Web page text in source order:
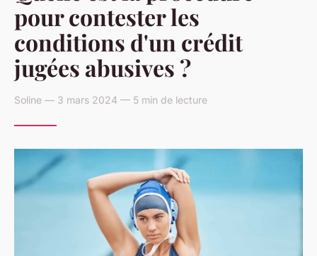
pour contester les
conditions d'un crédit
jugées abusives ?
Soline — 3 mars 2024 — 5 min de lecture